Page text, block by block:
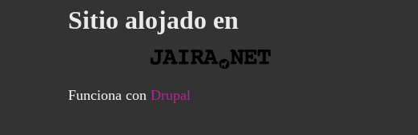
Sitio alojado en
Funciona con Drupal